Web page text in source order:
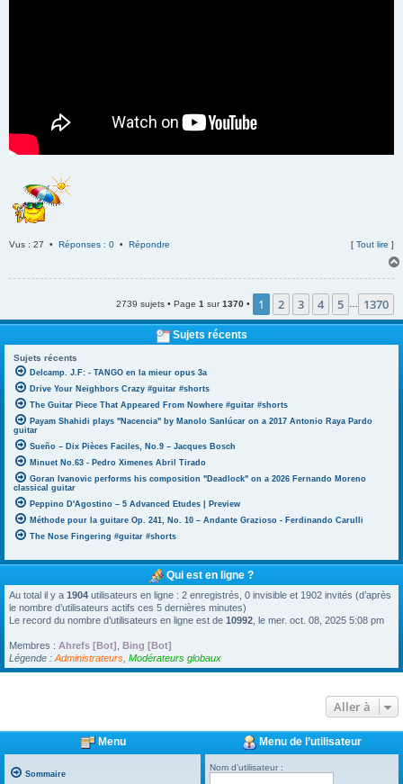
Vus : 27 • Réponses : 0 • Répondre [ Tout lire ]
2739 sujets • Page 1 sur1370 • 1 2 3 4 5 1370
Sujets récents
Sujets récents
Delcamp. J.F: - TANGO en la mieur opus 3a
Drive Your Neighbors Crazy #guitar #shorts
The Guitar Piece That Appeared From Nowhere #guitar #shorts
Payam Shahidi plays "Nacencia" by Manolo Sanlúcar on a 2017 Antonio Raya Pardo
guitar
Sueño – Dix Pièces Faciles, No.9 – Jacques Bosch
Minuet No.63 - Pedro Ximenes Abril Tirado
Goran Ivanovic performs his composition "Deadlock" on a 2026 Fernando Moreno
classical guitar
Peppino D'Agostino – 5 Advanced Etudes | Preview
Méthode pour la guitare Op. 241, No. 10 – Andante Grazioso - Ferdinando Carulli
The Nose Fingering #guitar #shorts
Qui est en ligne ?
Au total il y a 1904 utilisateurs en ligne : 2 enregistrés, 0 invisible et 1902 invités (d’après
le nombre d’utilisateurs actifs ces 5 dernières minutes)
Le record du nombre d’utilisateurs en ligne est de 10992 , le mer. oct. 08, 2025 5:08 pm
Membres : Ahrefs [Bot] Bing [Bot]
Légende : Administrateurs Modérateurs globaux
Aller à
Menu
Sommaire
Menu de l’utilisateur
Nom d’utilisateur :